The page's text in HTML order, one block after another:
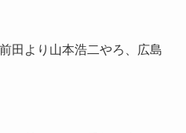
田より山本浩二やろ、広島